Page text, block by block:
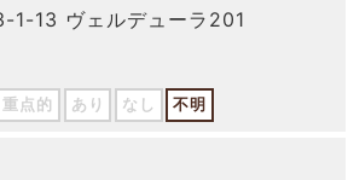
1-13 ヴェルデューラ201
重点的 あり なし 不明